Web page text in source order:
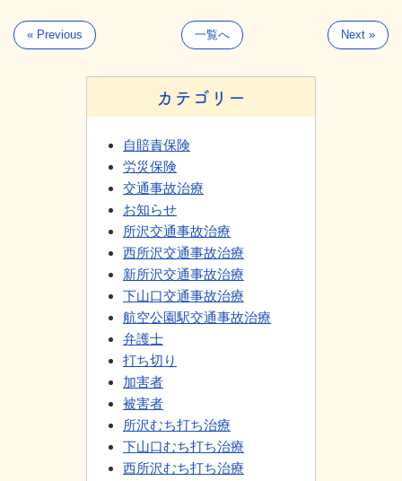
« Previous 一覧へ Next »
カテゴリー
自賠責保険
労災保険
交通事故治療
お知らせ
所沢交通事故治療
西所沢交通事故治療
新所沢交通事故治療
下山口交通事故治療
航空公園駅交通事故治療
弁護士
打ち切り
加害者
被害者
所沢むち打ち治療
下山口むち打ち治療
西所沢むち打ち治療